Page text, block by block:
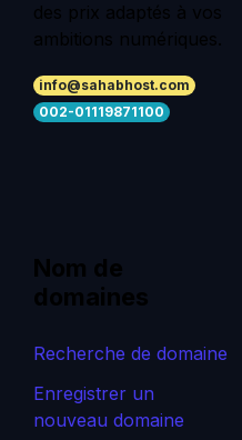
des prix adaptés à vos
ambitions numériques.
info@sahabhost.com
002-01119871100
Nom de
domaines
Recherche de domaine
Enregistrer un
nouveau domaine